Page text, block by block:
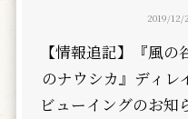
2019/12/
【情報追記】『風の
のナウシカ』ディレ
ビューイングのお知